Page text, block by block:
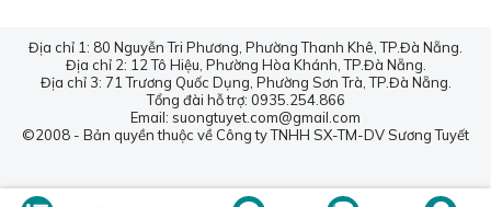
Địa chỉ 1: 80 Nguyễn Tri Phương, Phường Thanh Khê, TP.Đà Nẵng.
Địa chỉ 2: 12 Tô Hiệu, Phường Hòa Khánh, TP.Đà Nẵng.
Địa chỉ 3: 71 Trương Quốc Dụng, Phường Sơn Trà, TP.Đà Nẵng.
Tổng đài hỗ trợ: 0935.254.866
Email: suongtuyet.com@gmail.com
©2008 - Bản quyền thuộc về Công ty TNHH SX-TM-DV Sương Tuyết